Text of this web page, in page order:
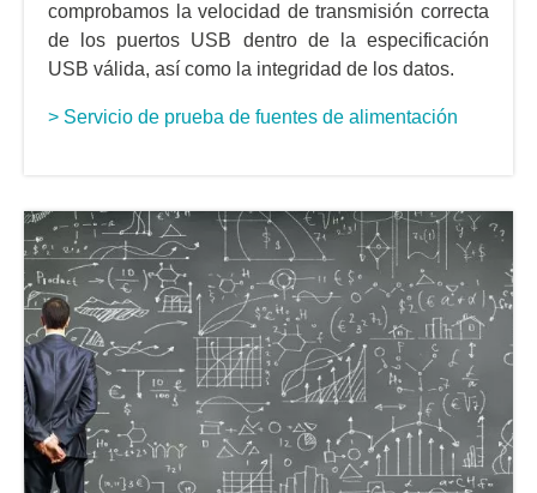
comprobamos la velocidad de transmisión correcta
de los puertos USB dentro de la especificación
USB válida, así como la integridad de los datos.
> Servicio de prueba de fuentes de alimentación